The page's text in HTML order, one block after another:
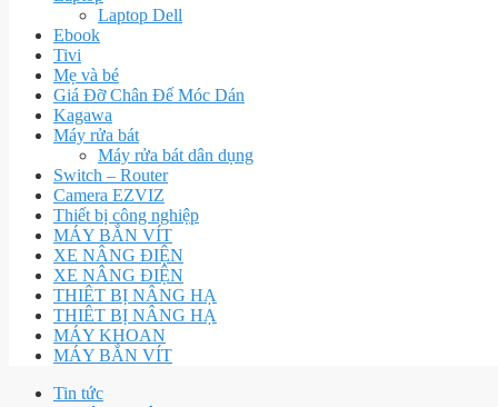
Laptop Dell
Ebook
Tivi
Mẹ và bé
Giá Đỡ Chân Đế Móc Dán
Kagawa
Máy rửa bát
Máy rửa bát dân dụng
Switch – Router
Camera EZVIZ
Thiết bị công nghiệp
MÁY BẮN VÍT
XE NÂNG ĐIỆN
XE NÂNG ĐIỆN
THIÊT BỊ NÂNG HẠ
THIÊT BỊ NÂNG HẠ
MÁY KHOAN
MÁY BẮN VÍT
Tin tức